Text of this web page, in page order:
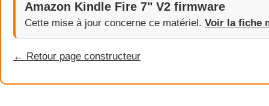
Amazon Kindle Fire 7" V2 firmware
Cette mise à jour concerne ce matériel. Voir la fiche
← Retour page constructeur